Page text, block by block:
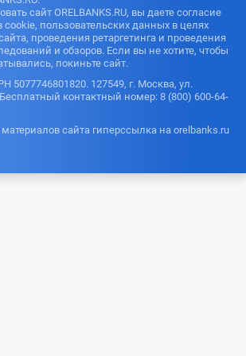
сайт ORELBANKS.RU, вы даете согласие
cookie, пользовательских данных в целях
проведения ретаргетинга и проведения
и обзоров. Если вы не хотите, чтобы
покиньте сайт.
5077746801820. 127549, г. Москва, ул.
контактный номер: 8 (800) 600-64-
сайта гиперссылка на orelbanks.ru